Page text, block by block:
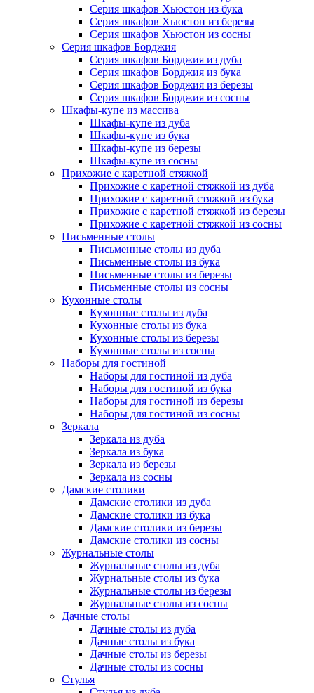
Серия шкафов Хьюстон из бука
Серия шкафов Хьюстон из березы
Серия шкафов Хьюстон из сосны
Серия шкафов Борджия
Серия шкафов Борджия из дуба
Серия шкафов Борджия из бука
Серия шкафов Борджия из березы
Серия шкафов Борджия из сосны
Шкафы-купе из массива
Шкафы-купе из дуба
Шкафы-купе из бука
Шкафы-купе из березы
Шкафы-купе из сосны
Прихожие с каретной стяжкой
Прихожие с каретной стяжкой из дуба
Прихожие с каретной стяжкой из бука
Прихожие с каретной стяжкой из березы
Прихожие с каретной стяжкой из сосны
Письменные столы
Письменные столы из дуба
Письменные столы из бука
Письменные столы из березы
Письменные столы из сосны
Кухонные столы
Кухонные столы из дуба
Кухонные столы из бука
Кухонные столы из березы
Кухонные столы из сосны
Наборы для гостиной
Наборы для гостиной из дуба
Наборы для гостиной из бука
Наборы для гостиной из березы
Наборы для гостиной из сосны
Зеркала
Зеркала из дуба
Зеркала из бука
Зеркала из березы
Зеркала из сосны
Дамские столики
Дамские столики из дуба
Дамские столики из бука
Дамские столики из березы
Дамские столики из сосны
Журнальные столы
Журнальные столы из дуба
Журнальные столы из бука
Журнальные столы из березы
Журнальные столы из сосны
Дачные столы
Дачные столы из дуба
Дачные столы из бука
Дачные столы из березы
Дачные столы из сосны
Стулья